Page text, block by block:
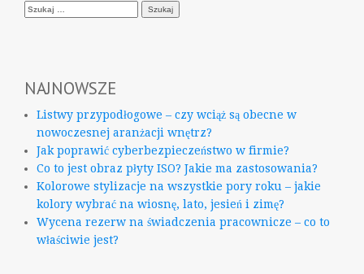
Szukaj:
NAJNOWSZE
Listwy przypodłogowe – czy wciąż są obecne w
nowoczesnej aranżacji wnętrz?
Jak poprawić cyberbezpieczeństwo w firmie?
Co to jest obraz płyty ISO? Jakie ma zastosowania?
Kolorowe stylizacje na wszystkie pory roku – jakie
kolory wybrać na wiosnę, lato, jesień i zimę?
Wycena rezerw na świadczenia pracownicze – co to
właściwie jest?